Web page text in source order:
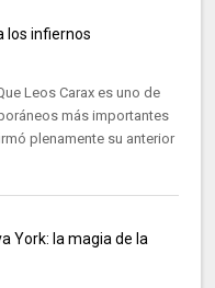
los infiernos
Leos Carax es uno de
más importantes
plenamente su anterior
York: la magia de la